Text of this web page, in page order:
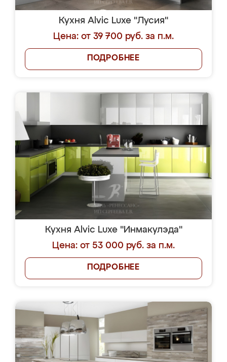
Кухня Alvic Luxe "Лусия"
Цена: от 39 700 руб. за п.м.
ПОДРОБНЕЕ
Кухня Alvic Luxe "Инмакулэда"
Цена: от 53 000 руб. за п.м.
ПОДРОБНЕЕ